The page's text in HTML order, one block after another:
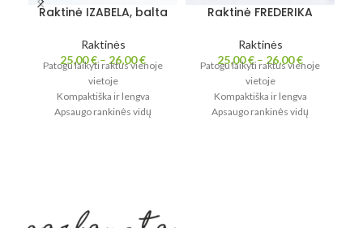
Raktinė IZABELA, balta
Raktinės
25,00€– 26,00€
Patogu laikyti raktus vienoje
vietoje
Kompaktiška ir lengva
Apsaugo rankinės vidų
Raktinė FREDERIKA
Raktinės
25,00€– 26,00€
Patogu laikyti raktus vienoje
vietoje
Kompaktiška ir lengva
Apsaugo rankinės vidų